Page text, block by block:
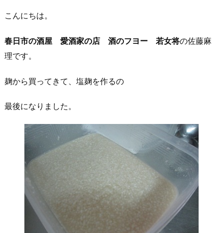
こんにちは。
春日市の酒屋 愛酒家の店 酒のフヨー 若女将の佐藤麻
理です。
麹から買ってきて、塩麹を作るの
最後になりました。